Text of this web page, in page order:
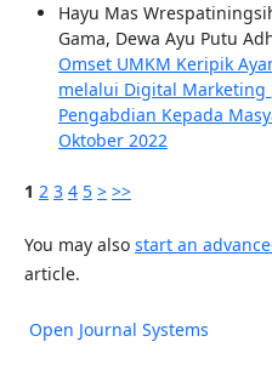
Hayu Mas
Gama, Dewa Ayu Putu
Omset UMKM Keripik
melalui Digital Marketing
Pengabdian Kepada
Oktober 2022
1 2 3 4 5 > >>
You may also start an
article.
Open Journal Systems